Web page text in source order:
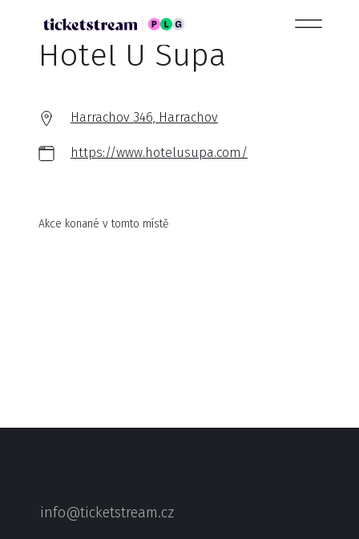
Hotel U Supa
Harrachov 346, Harrachov
https://www.hotelusupa.com/
Akce konané v tomto místě
info@ticketstream.cz